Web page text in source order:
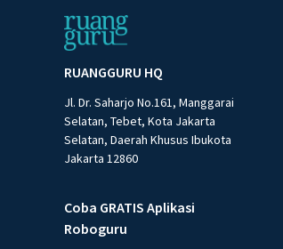
RUANGGURU HQ
Jl. Dr. Saharjo No.161, Manggarai
Selatan, Tebet, Kota Jakarta
Selatan, Daerah Khusus Ibukota
Jakarta 12860
Coba GRATIS Aplikasi
Roboguru